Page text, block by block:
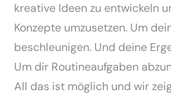
kreative Ideen zu entwickeln
Konzepte umzusetzen. Um
beschleunigen. Und deine
Um dir Routineaufgaben
All das ist möglich und wir